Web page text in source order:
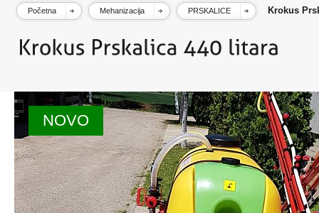
Početna Mehanizacija PRSKALICE Krokus
NOVO